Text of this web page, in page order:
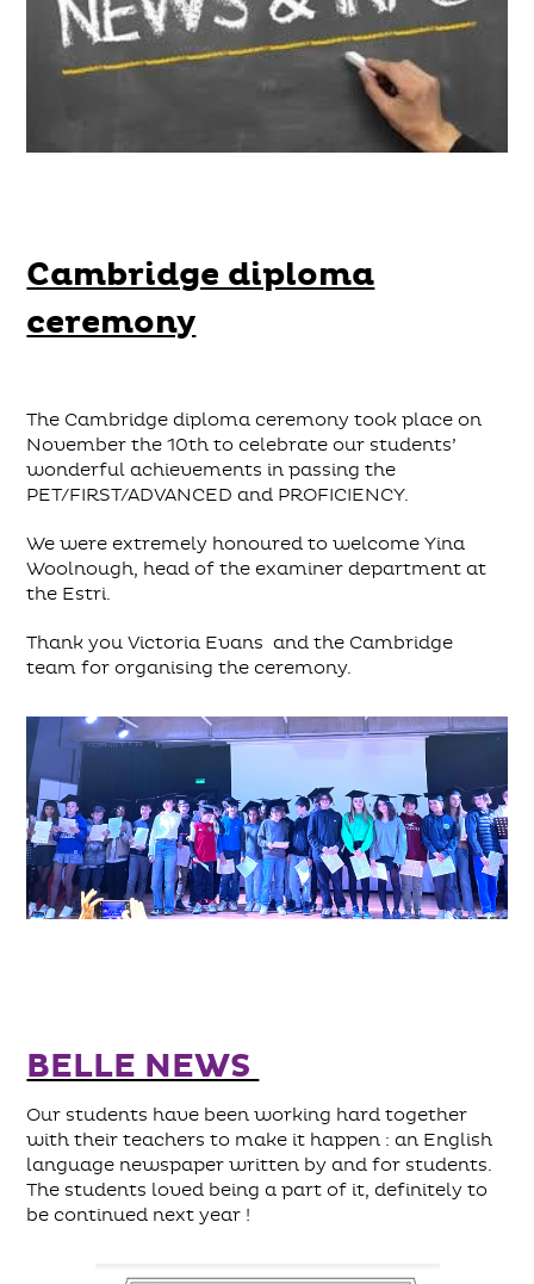
Cambridge diploma
ceremony
The Cambridge diploma ceremony took place on
November the 10th to celebrate our students’
wonderful achievements in passing the
PET/FIRST/ADVANCED and PROFICIENCY.
We were extremely honoured to welcome Yina
Woolnough, head of the examiner department at
the Estri.
Thank you Victoria Evans and the Cambridge
team for organising the ceremony.
BELLE NEWS
Our students have been working hard together
with their teachers to make it happen : an English
language newspaper written by and for students.
The students loved being a part of it, definitely to
be continued next year !